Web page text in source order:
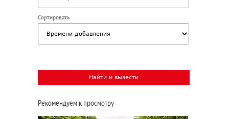
Сортировать
Рекомендуем к просмотру